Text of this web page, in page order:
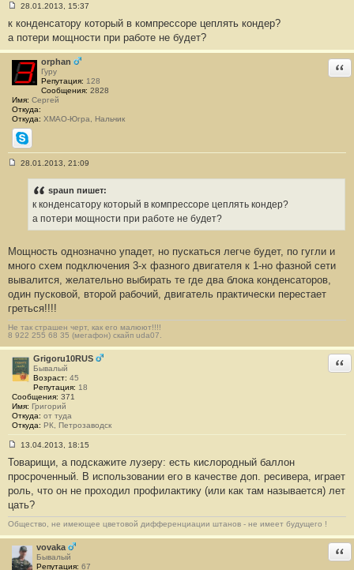
о
б
щ
е
н
и
#
6
28.01.2013, 15:37
к конденсатору который в компрессоре цеплять кондер?
а потери мощности при работе не будет?
orphan
Гуру
Репутация: 128
Сообщения: 2828
Имя: Сергей
Откуда:
Откуда: ХМАО-Югра, Нальчик
Skype
#
7
28.01.2013, 21:09
spaun пишет:
к конденсатору который в компрессоре цеплять кондер?
а потери мощности при работе не будет?
Мощность однозначно упадет, но пускаться легче будет, по гугли и
много схем подключения 3-х фазного двигателя к 1-но фазной сети
вывалится, желательно выбирать те где два блока конденсаторов,
один пусковой, второй рабочий, двигатель практически перестает
греться!!!!
Не так страшен черт, как его малюют!!!!
8 922 255 68 35 (мегафон) скайп uda07.
Grigoru10RUS
Бывалый
Возраст: 45
Репутация: 18
Сообщения: 371
Имя: Григорий
Откуда: от туда
Откуда: РК, Петрозаводск
о
б
щ
н
и
е
#
8
13.04.2013, 18:15
Товарищи, а подскажите лузеру: есть кислородный баллон
просроченный. В использовании его в качестве доп. ресивера, играет
роль, что он не проходил профилактику (или как там называется) лет
цать?
Общество, не имеющее цветовой дифференциации штанов - не имеет будущего !
vovaka
Бывалый
Репутация: 67